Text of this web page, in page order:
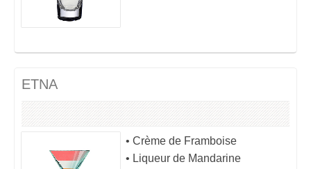
ETNA
• Crème de Framboise
• Liqueur de Mandarine